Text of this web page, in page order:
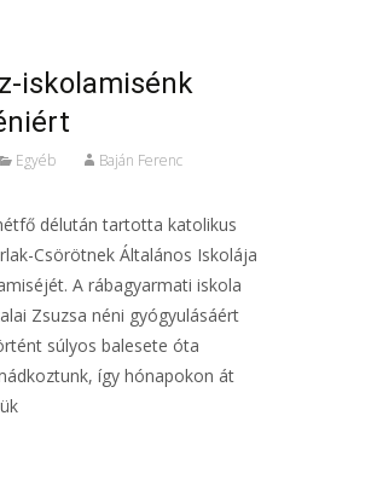
iskolamisénk
Egyéb Baján Ferenc
délután tartotta katolikus
Csörötnek Általános Iskolája
A rábagyarmati iskola
Zsuzsa néni gyógyulásáért
súlyos balesete óta
így hónapokon át